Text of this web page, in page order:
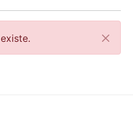
Cerrar